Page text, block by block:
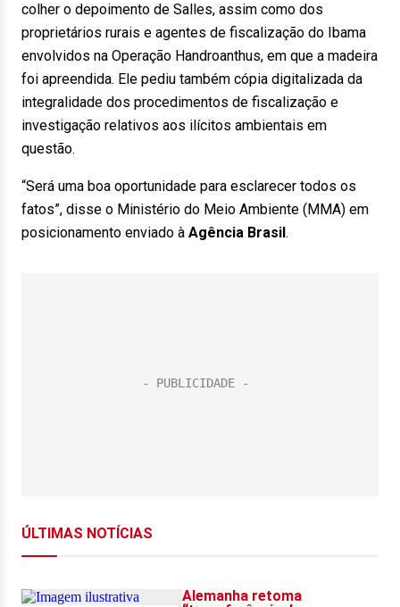
colher o depoimento de Salles, assim como dos
proprietários rurais e agentes de fiscalização do Ibama
envolvidos na Operação Handroanthus, em que a madeira
foi apreendida. Ele pediu também cópia digitalizada da
integralidade dos procedimentos de fiscalização e
investigação relativos aos ilícitos ambientais em
questão.
“Será uma boa oportunidade para esclarecer todos os
fatos”, disse o Ministério do Meio Ambiente (MMA) em
posicionamento enviado à Agência Brasil.